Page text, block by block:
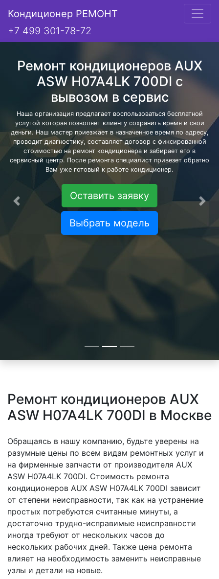
Кондиционер РЕМОНТ
+7 499 301-78-72
Ремонт кондиционеров AUX
ASW H07A4LK 700DI с
вывозом в сервис
Наша организация предлагает воспользоваться бесплатной
услугой которая позволяет клиенту сохранить время и свои
деньги. Наш мастер приезжает в назначенное время по адресу,
проводит диагностику, составляет договор с фиксированной
стоимостью на ремонт кондиционера и забирает его в
сервисный центр. После ремонта специалист привезет обратно
Вам уже готовый к работе кондиционер.
Оставить заявку
Выбрать модель
Предыдущая
Ремонт кондиционеров AUX
ASW H07A4LK 700DI в Москве
Обращаясь в нашу компанию, будьте уверены на
разумные цены по всем видам ремонтных услуг и
на фирменные запчасти от производителя AUX
ASW H07A4LK 700DI. Стоимость ремонта
кондиционеров AUX ASW H07A4LK 700DI зависит
от степени неисправности, так как на устранение
простых потребуются считанные минуты, а
достаточно трудно-исправимые неисправности
иногда требуют от нескольких часов до
нескольких рабочих дней. Также цена ремонта
влияет на необходимость заменить неисправные
узлы и детали на новые.